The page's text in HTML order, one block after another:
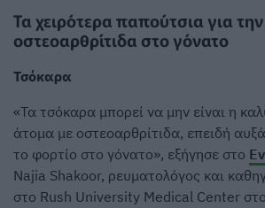
Τα χειρότερα παπούτσια για την
οστεοαρθρίτιδα στο γόνατο
Τσόκαρα
«Τα τσόκαρα μπορεί να μην είναι η
άτομα με οστεοαρθρίτιδα, επειδή
το φορτίο στο γόνατο», εξήγησε στο
Najia Shakoor, ρευματολόγος και
στο Rush University Medical Center